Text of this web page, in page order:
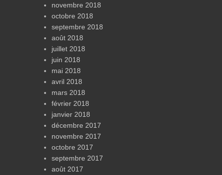
novembre 2018
octobre 2018
septembre 2018
août 2018
juillet 2018
juin 2018
mai 2018
avril 2018
mars 2018
février 2018
janvier 2018
décembre 2017
novembre 2017
octobre 2017
septembre 2017
août 2017